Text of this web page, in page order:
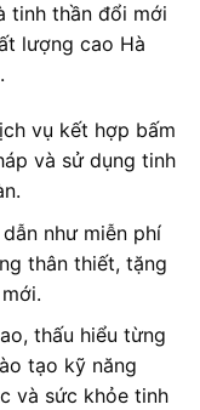
tinh thần đổi mới
lượng cao Hà
vụ kết hợp bấm
và sử dụng tinh
như miễn phí
thân thiết, tặng
thấu hiểu từng
tạo kỹ năng
và sức khỏe tinh